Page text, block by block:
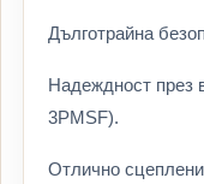
Дълготрайна
Надеждност през
3PMSF).
Отлично